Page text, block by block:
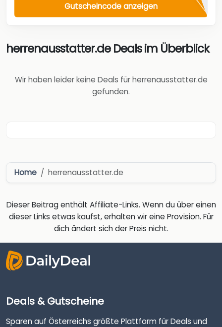
Gutscheincode anzeigen
herrenausstatter.de Deals im Überblick
Wir haben leider keine Deals für herrenausstatter.de
gefunden.
Home herrenausstatter.de
Dieser Beitrag enthält Affiliate-Links. Wenn du über einen
dieser Links etwas kaufst, erhalten wir eine Provision. Für
dich ändert sich der Preis nicht.
Deals & Gutscheine
Sparen auf Österreichs größte Plattform für Deals und